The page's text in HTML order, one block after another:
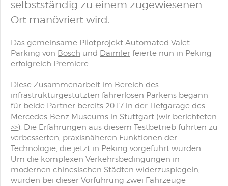
selbstständig zu einem zugewiesenen
Ort manövriert wird.
Das gemeinsame Pilotprojekt Automated Valet
Parking von Bosch und Daimler feierte nun in Peking
erfolgreich Premiere.
Diese Zusammenarbeit im Bereich des
infrastrukturgestützten fahrerlosen Parkens begann
für beide Partner bereits 2017 in der Tiefgarage des
Mercedes-Benz Museums in Stuttgart (wir berichteten
>>). Die Erfahrungen aus diesem Testbetrieb führten zu
verbesserten, praxisnäheren Funktionen der
Technologie, die jetzt in Peking vorgeführt wurden.
Um die komplexen Verkehrsbedingungen in
modernen chinesischen Städten widerzuspiegeln,
wurden bei dieser Vorführung zwei Fahrzeuge